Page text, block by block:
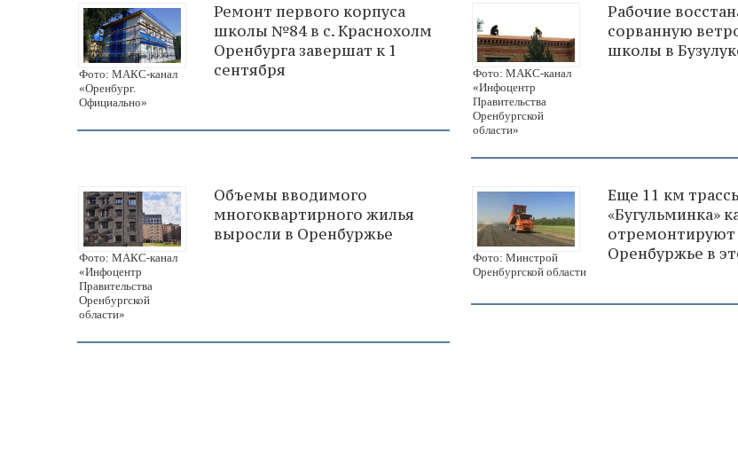
Фото: МАКС-канал
«Оренбург.
Официально»
Ремонт первого корпуса
школы №84 в с. Краснохолм
Оренбурга завершат к 1
сентября
Фото: МАКС-канал
«Инфоцентр
Правительства
Оренбургской
области»
Рабочие
сорванную
школы в
Фото: МАКС-канал
«Инфоцентр
Правительства
Оренбургской
области»
Объемы вводимого
многоквартирного жилья
выросли в Оренбуржье
Фото: Минстрой
Оренбургской области
Еще 11 км
«Бугульминка»
отремонтируют
Оренбуржье в